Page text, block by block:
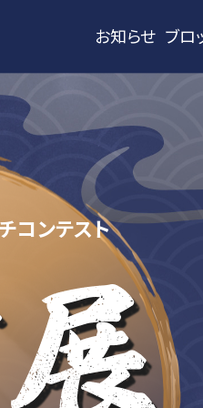
お知らせ ブロ
コンテスト